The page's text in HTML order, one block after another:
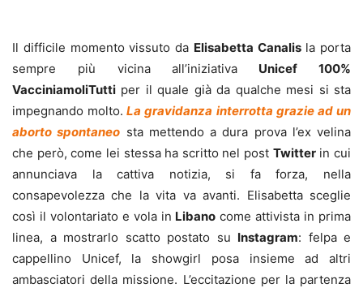
Il difficile momento vissuto da Elisabetta Canalisla porta
sempre più vicina all’iniziativa Unicef 100%
VacciniamoliTutti per il quale già da qualche mesi si sta
impegnando molto. La gravidanza interrotta grazie ad un
aborto spontaneo sta mettendo a dura prova l’ex velina
che però, come lei stessa ha scritto nel post Twitterin cui
annunciava la cattiva notizia, si fa forza, nella
consapevolezza che la vita va avanti. Elisabetta sceglie
così il volontariato e vola in Libano come attivista in prima
linea, a mostrarlo scatto postato su Instagram: felpa e
cappellino Unicef, la showgirl posa insieme ad altri
ambasciatori della missione. L’eccitazione per la partenza